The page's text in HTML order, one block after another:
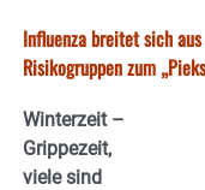
Influenza breitet sich
Risikogruppen zum
Winterzeit –
Grippezeit,
viele sind